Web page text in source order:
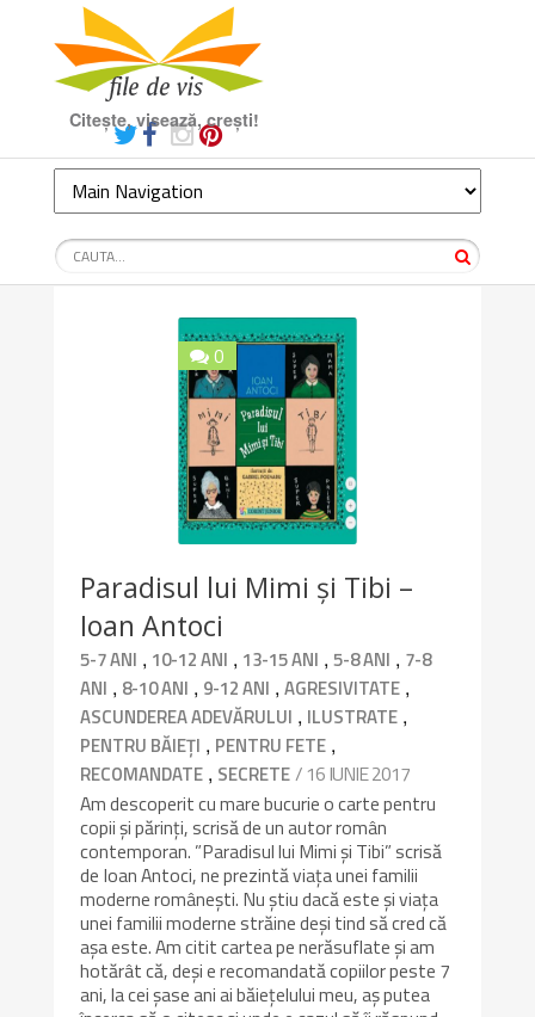
Citește, visează, crești!
0
Paradisul lui Mimi și Tibi –
Ioan Antoci
5-7 ANI , 10-12 ANI , 13-15 ANI ,5-8 ANI , 7-8
ANI , 8-10 ANI , 9-12 ANI ,AGRESIVITATE ,
ASCUNDEREA ADEVĂRULUI , ILUSTRATE ,
PENTRU BĂIEȚI , PENTRU FETE ,
RECOMANDATE , SECRETE/ 16 IUNIE 2017
Am descoperit cu mare bucurie o carte pentru
copii și părinți, scrisă de un autor român
contemporan. ”Paradisul lui Mimi și Tibi” scrisă
de Ioan Antoci, ne prezintă viața unei familii
moderne românești. Nu știu dacă este și viața
unei familii moderne străine deși tind să cred că
așa este. Am citit cartea pe nerăsuflate și am
hotărât că, deși e recomandată copiilor peste 7
ani, la cei șase ani ai băiețelului meu, aș putea